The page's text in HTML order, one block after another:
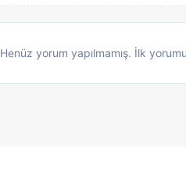
Henüz yorum yapılmamış. İlk